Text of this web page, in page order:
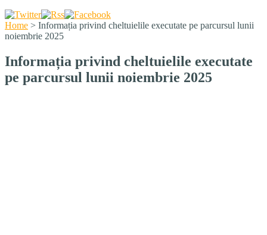
Home > Informația privind cheltuielile executate pe parcursul lunii
noiembrie 2025
Informația privind cheltuielile executate
pe parcursul lunii noiembrie 2025